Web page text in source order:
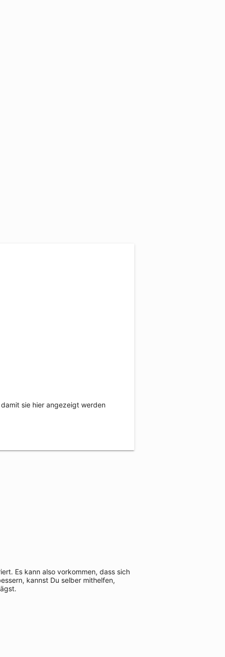
sie hier angezeigt werden
Es kann also vorkommen, dass sich
kannst Du selber mithelfen,